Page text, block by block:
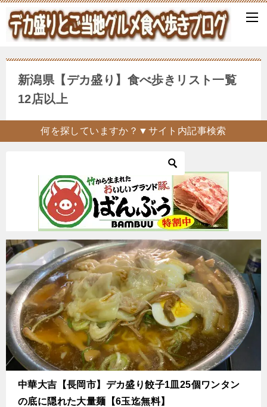
新潟県【デカ盛り】食べ歩きリスト一覧
12店以上
何を探していますか？▼サイト内記事検索
中華大吉【長岡市】デカ盛り餃子1皿25個ワンタン
の底に隠れた大量麺【6玉迄無料】